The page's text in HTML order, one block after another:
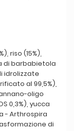
riso (15%),
di barbabietola
idrolizzate
al 99,5%),
oligo
0,3%), yucca
- Arthrospira
di